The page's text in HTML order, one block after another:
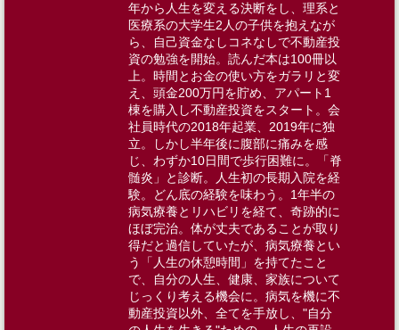
年から人生を変える決断をし、理系と
医療系の大学生2人の子供を抱えなが
ら、自己資金なしコネなしで不動産投
資の勉強を開始。読んだ本は100冊以
上。時間とお金の使い方をガラリと変
え、頭金200万円を貯め​、アパート1
棟を購入し不動産投資をスタート。​会
社員時代の2018年起業、2019年に独
立。しかし半年後に腹部に痛みを感
じ、わずか10日間で歩行困難に。「脊
髄炎」と診断。人生初の長期入院を経
験。どん底の経験を味わう。1年半の
病気療養とリハビリを経て、奇跡的に
ほぼ完治。体が丈夫であることが取り
得だと過信していたが、病気療養とい
う「人生の休憩時間」を持てたこと
で、自分の人生、健康、家族について
じっくり考える機会に。病気を機に不
動産投資以外、全てを手放し、"自分